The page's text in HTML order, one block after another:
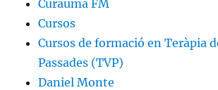
Curauma FM
Cursos
Cursos de formació en Teràpia
Passades (TVP)
Daniel Monte